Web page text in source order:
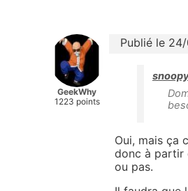
GeekWhy
1223 points
Publié le
Oui, mais ça
donc à partir
ou pas.